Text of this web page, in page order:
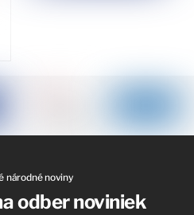
národné noviny
odber noviniek